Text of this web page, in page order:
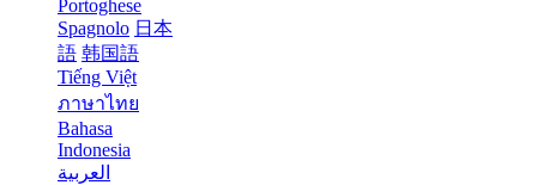
Portoghese
Spagnolo 日本
語 韩国語
Tiếng Việt
ภาษาไทย
Bahasa
Indonesia
العربية